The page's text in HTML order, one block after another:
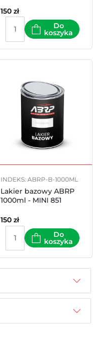
150 zł
Do
koszyka
INDEKS: ABRP-B-1000ML
Lakier bazowy ABRP
1000ml - MINI 851
150 zł
Do
koszyka